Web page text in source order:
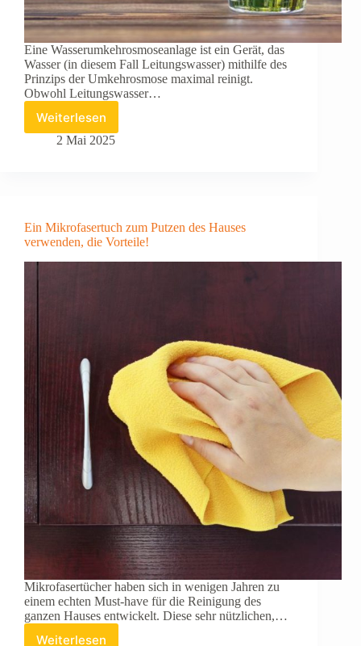
Eine Wasserumkehrosmoseanlage ist ein Gerät, das
Wasser (in diesem Fall Leitungswasser) mithilfe des
Prinzips der Umkehrosmose maximal reinigt.
Obwohl Leitungswasser…
Weiterlesen
Wie
funktioniert
2 Mai 2025
Ein Mikrofasertuch zum Putzen des Hauses
verwenden, die Vorteile!
Mikrofasertücher haben sich in wenigen Jahren zu
einem echten Must-have für die Reinigung des
ganzen Hauses entwickelt. Diese sehr nützlichen,…
Weiterlesen